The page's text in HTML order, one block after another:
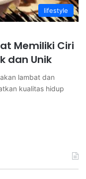
lifestyle
Memiliki Ciri
dan Unik
lambat dan
kualitas hidup